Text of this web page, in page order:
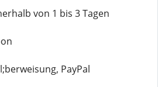
von 1 bis 3 Tagen
PayPal